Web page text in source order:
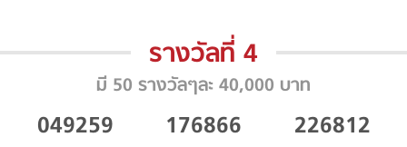
รางวัลที่ 4
มี 50 รางวัลๆละ 40,000 บาท
049259 176866
226812